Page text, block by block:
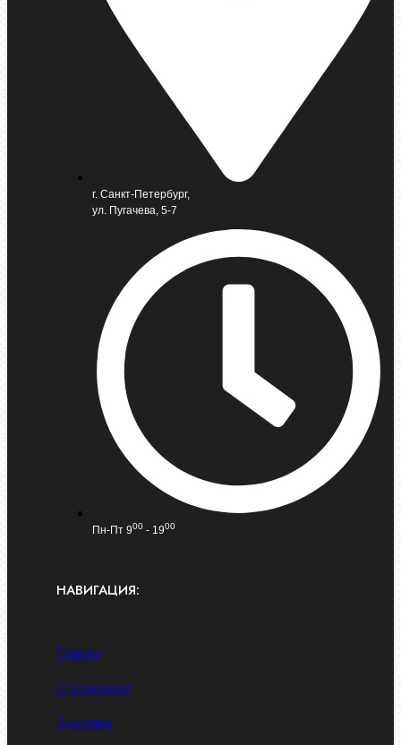
г. Санкт-Петербург,
ул. Пугачева, 5-7
Пн-Пт 900 - 1900
НАВИГАЦИЯ:
Главная
О компании
Доставка